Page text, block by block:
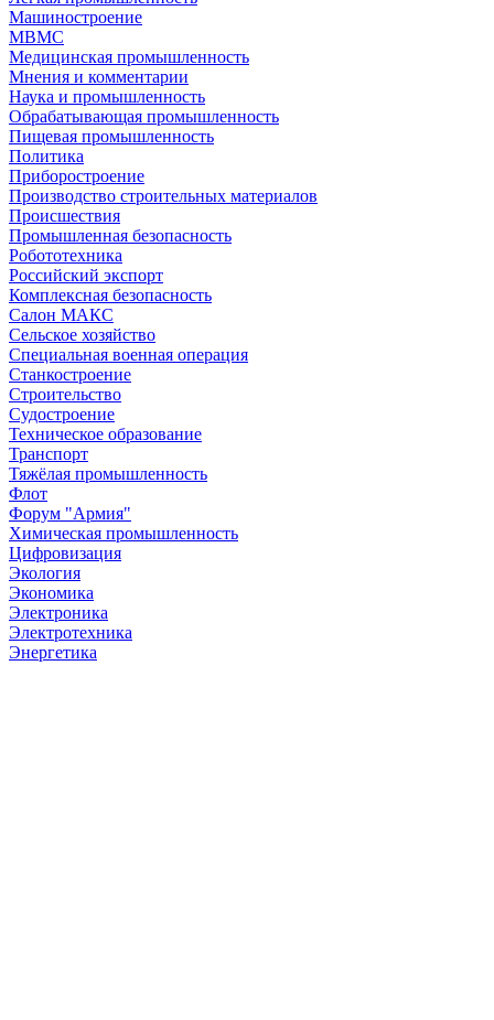
Машиностроение
МВМС
Медицинская промышленность
Мнения и комментарии
Наука и промышленность
Обрабатывающая промышленность
Пищевая промышленность
Политика
Приборостроение
Производство строительных материалов
Происшествия
Промышленная безопасность
Робототехника
Российский экспорт
Комплексная безопасность
Салон МАКС
Сельское хозяйство
Специальная военная операция
Станкостроение
Строительство
Судостроение
Техническое образование
Транспорт
Тяжёлая промышленность
Флот
Форум "Армия"
Химическая промышленность
Цифровизация
Экология
Экономика
Электроника
Электротехника
Энергетика